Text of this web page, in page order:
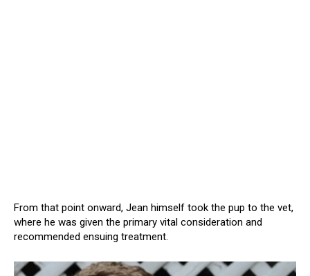
From that point onward, Jean himself took the pup to the vet,
where he was given the primary vital consideration and
recommended ensuing treatment.